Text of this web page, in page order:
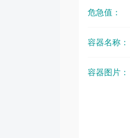
危急值：
容器名称：
容器图片：